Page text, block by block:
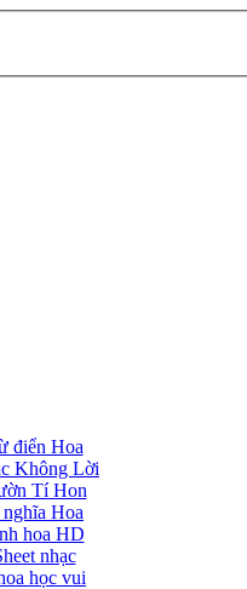
điển Hoa
Không Lời
Tí Hon
Hoa
hoa HD
nhạc
học vui